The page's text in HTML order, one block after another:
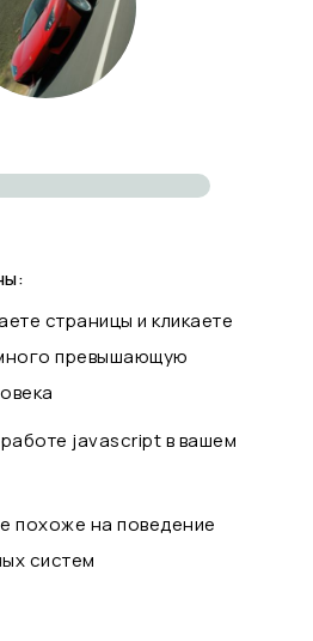
страницы и кликаете
превышающую
javascript в вашем
похоже на поведение
систем